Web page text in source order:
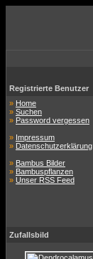
Registrierte Benutzer
» Home
» Suchen
» Password vergessen
» Impressum
» Datenschutzerklärung
» Bambus Bilder
» Bambuspflanzen
» Unser RSS Feed
Zufallsbild